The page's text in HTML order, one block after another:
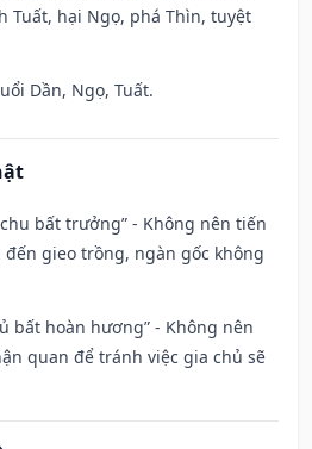
Tuất, hại Ngọ, phá Thìn, tuyệt
Dần, Ngọ, Tuất.
bất trưởng” - Không nên tiến
gieo trồng, ngàn gốc không
bất hoàn hương” - Không nên
quan để tránh việc gia chủ sẽ